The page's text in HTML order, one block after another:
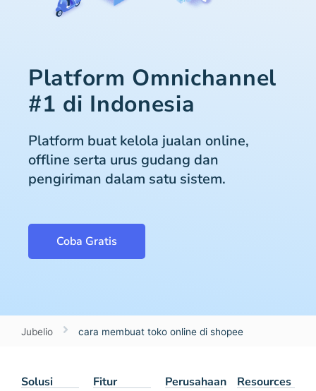
Platform Omnichannel
#1 di Indonesia
Platform buat kelola jualan online,
offline serta urus gudang dan
pengiriman dalam satu sistem.
Coba Gratis
Jubelio cara membuat toko online di shopee
Solusi Fitur Perusahaan Resources